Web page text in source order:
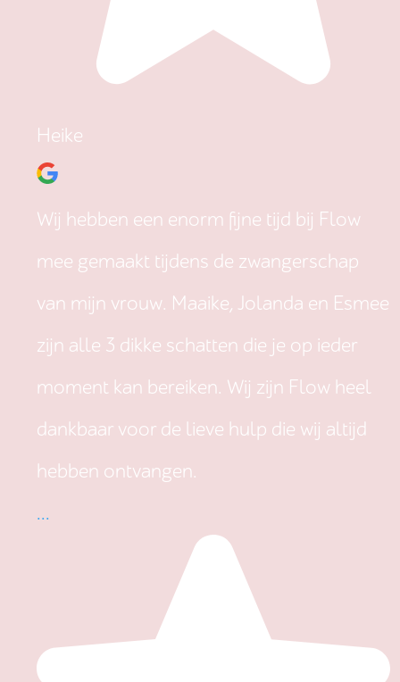
Heike
Wij hebben een enorm fijne tijd bij Flow
mee gemaakt tijdens de zwangerschap
van mijn vrouw. Maaike, Jolanda en Esmee
zijn alle 3 dikke schatten die je op ieder
moment kan bereiken. Wij zijn Flow heel
dankbaar voor de lieve hulp die wij altijd
hebben ontvangen.
...